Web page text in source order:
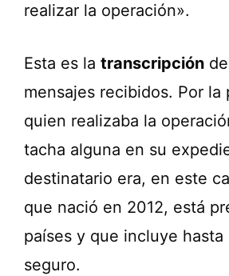
realizar la operación».
Esta es la transcripción
mensajes recibidos. Por la
quien realizaba la
tacha alguna en su
destinatario era, en este
que nació en 2012, está
países y que incluye hasta
seguro.